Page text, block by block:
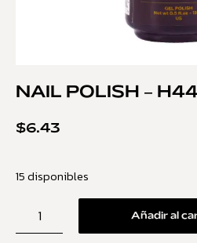
NAIL POLISH –
$6.43
15 disponibles
Añadir al